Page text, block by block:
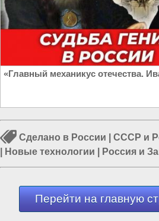
«Главный механикус отечества.
Сделано в России СССР и
Новые технологии Россия и
СССР
Перейти на главную